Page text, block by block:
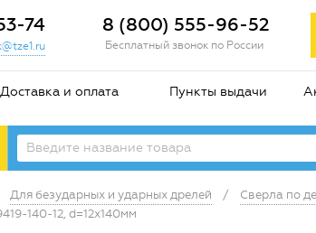
74 8 (800) 555-96-52
Бесплатный звонок по России
Доставка и оплата Пункты выдачи
Для безударных и ударных дрелей / Сверла по
140-12, d=12x140мм